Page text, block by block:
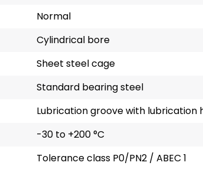
Normal
Cylindrical bore
Sheet steel cage
Standard bearing steel
Lubrication groove with lubrication
-30 to +200 °C
Tolerance class P0/PN2 / ABEC 1